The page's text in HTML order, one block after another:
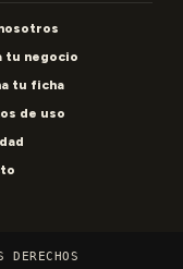
tu negocio
tu ficha
de uso